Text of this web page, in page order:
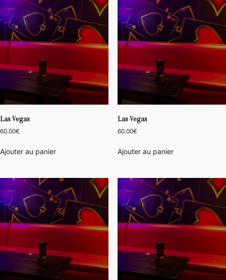
Las Vegas
60.00€
Ajouter au panier
Las Vegas
60.00€
Ajouter au panier